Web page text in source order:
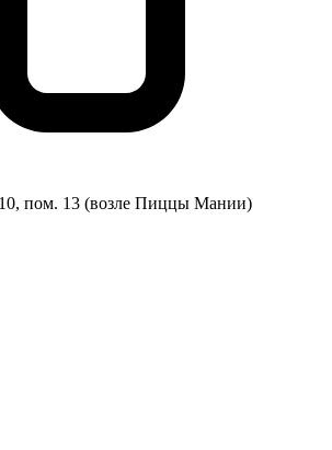
пом. 13 (возле Пиццы Мании)